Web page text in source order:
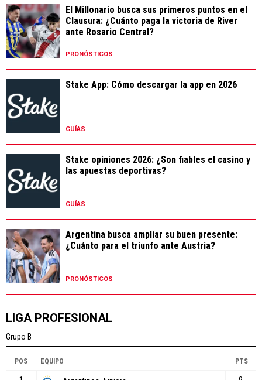
El Millonario busca sus primeros puntos en el
Clausura: ¿Cuánto paga la victoria de River
ante Rosario Central?
PRONÓSTICOS
Stake App: Cómo descargar la app en 2026
GUÍAS
Stake opiniones 2026: ¿Son fiables el casino y
las apuestas deportivas?
GUÍAS
Argentina busca ampliar su buen presente:
¿Cuánto para el triunfo ante Austria?
PRONÓSTICOS
LIGA PROFESIONAL